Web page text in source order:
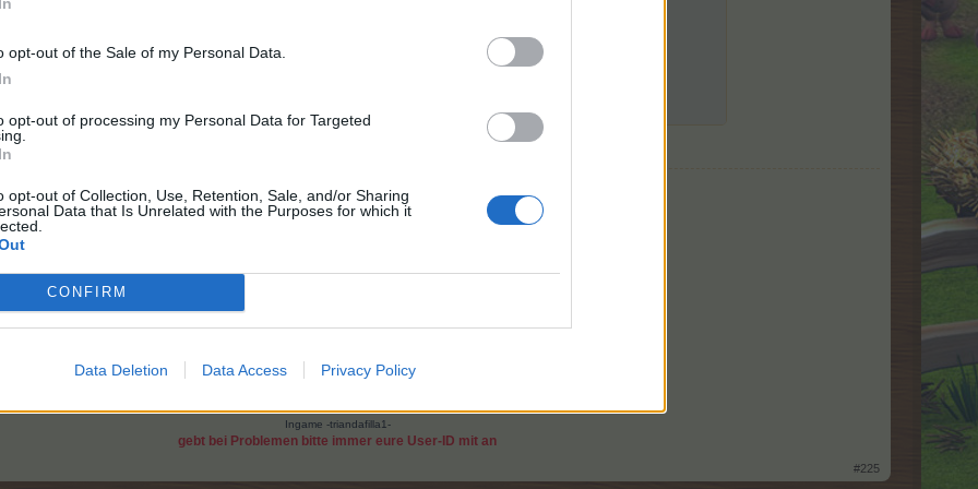
opt-out of the Sale of my Personal Data.
opt-out of processing my Personal Data for Targeted
opt-out of Collection, Use, Retention, Sale, and/or Sharing
Data that Is Unrelated with the Purposes for which it
CONFIRM
Data Deletion Data Access Privacy Policy
ich in der Zwischenzeit einmal geerntet habe.
Click to expand...
damit direkt an den Support wendest. Bitte auch mit den Screens dazu.
Ingame -triandafilla1-
gebt bei Problemen bitte immer eure User-ID mit an
#225